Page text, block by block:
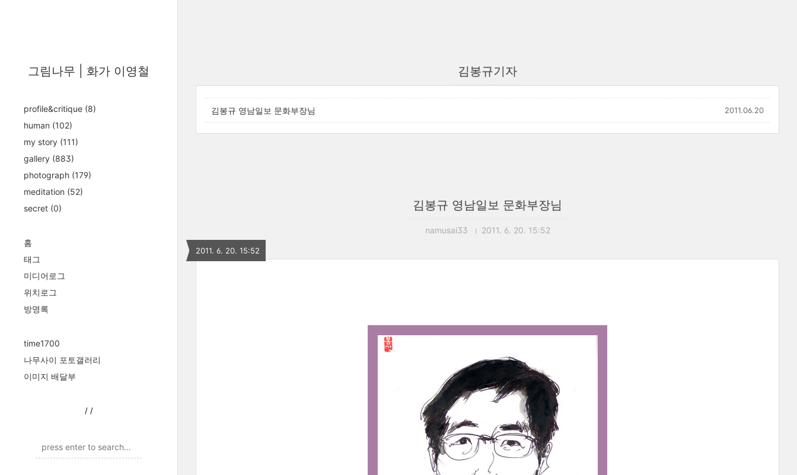
그림나무 | 화가 이영철
profile&critique (8)
human (102)
my story (111)
gallery (883)
photograph (179)
meditation (52)
secret (0)
홈
태그
미디어로그
위치로그
방명록
time1700
나무사이 포토갤러리
이미지 배달부
/ /
김봉규기자
김봉규 영남일보 문화부장님 2011.06.20
김봉규 영남일보 문화부장님
namusai33 2011. 6. 20. 15:52
2011. 6. 20. 15:52